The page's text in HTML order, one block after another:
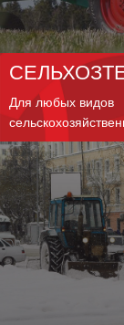
Для любых видов